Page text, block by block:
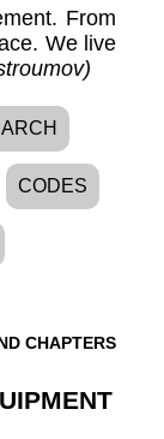
From
We live
CODES
CHAPTERS